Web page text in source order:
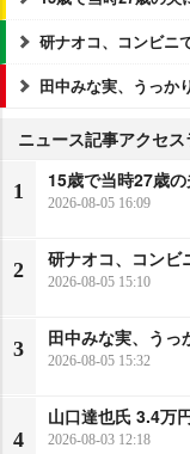
研ナオコ、コンビニ
田中みな実、うっか
ニュース記事アクセ
1
15歳で当時27歳
2026-08-05 16:09
2
研ナオコ、コンビ
2026-08-05 15:10
3
田中みな実、うっ
2026-08-05 15:32
4
山口達也氏 3.4万
2026-08-03 12:18